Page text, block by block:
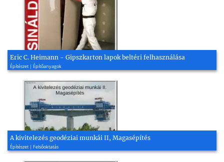
Eric C. Heimann - Gipszkarton lapok beltéri felhasználása
Építészet | Építőanyagok
A kivitelezés geodéziai munkái II, Magasépítés
Építészet | Felsőoktatás